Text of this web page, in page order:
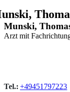
Munski,
Arzt mit
Tel.: +49451797223